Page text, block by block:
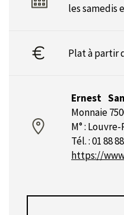
les samedis
Plat à partir
Ernest
Monnaie
M° :
Tél. : 01 88
https://